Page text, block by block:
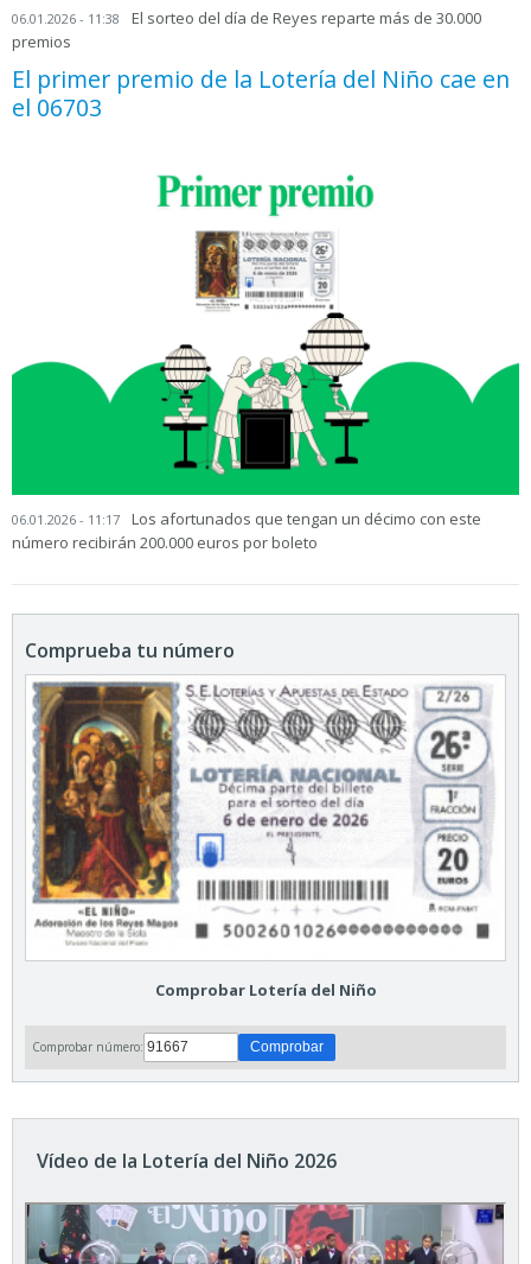
06.01.2026 - 11:38
El sorteo del día de Reyes reparte más de 30.000
premios
El primer premio de la Lotería del Niño cae en
el 06703
06.01.2026 - 11:17
Los afortunados que tengan un décimo con este
número recibirán 200.000 euros por boleto
Comprueba tu número
Comprobar Lotería del Niño
Comprobar número:
Vídeo de la Lotería del Niño 2026